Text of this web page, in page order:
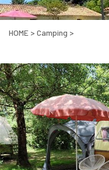
HOME > Camping >